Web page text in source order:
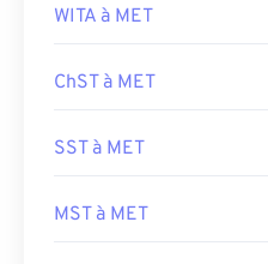
WITA à MET
ChST à MET
SST à MET
MST à MET